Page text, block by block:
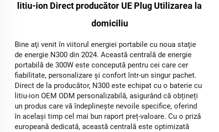
litiu-ion Direct producător UE Plug Utilizarea la
domiciliu
Bine aţi venit în viitorul energiei portabile cu noua staţie
de energie N300 din 2024. Această centrală de energie
portabilă de 300W este concepută pentru cei care cer
fiabilitate, personalizare şi confort într-un singur pachet.
Direct de la producător, N300 este echipat cu o baterie cu
litiu-ion OEM ODM personalizabilă, asigurând că obțineți
un produs care vă îndeplinește nevoile specifice, oferind
în același timp cel mai bun raport preț-valoare. Cu o priză
europeană dedicată, această centrală este optimizată